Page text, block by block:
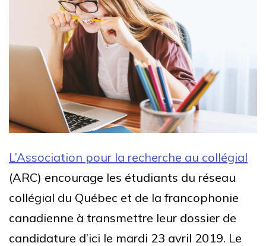
L’Association pour la recherche au collégial
(ARC) encourage les étudiants du réseau
collégial du Québec et de la francophonie
canadienne à transmettre leur dossier de
candidature d’ici le mardi 23 avril 2019. Le